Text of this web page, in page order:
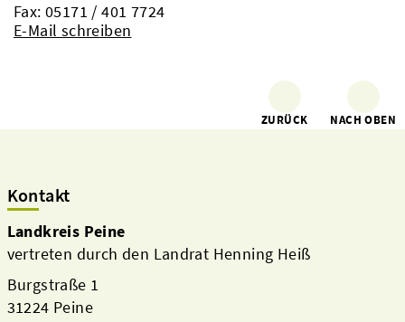
Fax: 05171 / 401 7724
E-Mail schreiben
ZURÜCK NACH OBEN
Kontakt
Landkreis Peine
vertreten durch den Landrat Henning Heiß
Burgstraße 1
31224 Peine